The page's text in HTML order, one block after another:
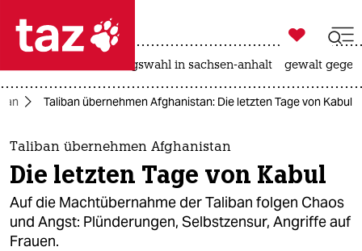
 taz zahl ich
taz zahl ich
themen
politik
öko

taz zahl ich
landtagswahl in sachsen-anhalt gewalt
Taliban übernehmen Afghanistan: Die letzten Tage von Kabul
Taliban übernehmen Afghanistan
Die letzten Tage von Kabul
Auf die Machtübernahme der Taliban folgen Chaos
und Angst: Plünderungen, Selbstzensur, Angriffe auf
Frauen.